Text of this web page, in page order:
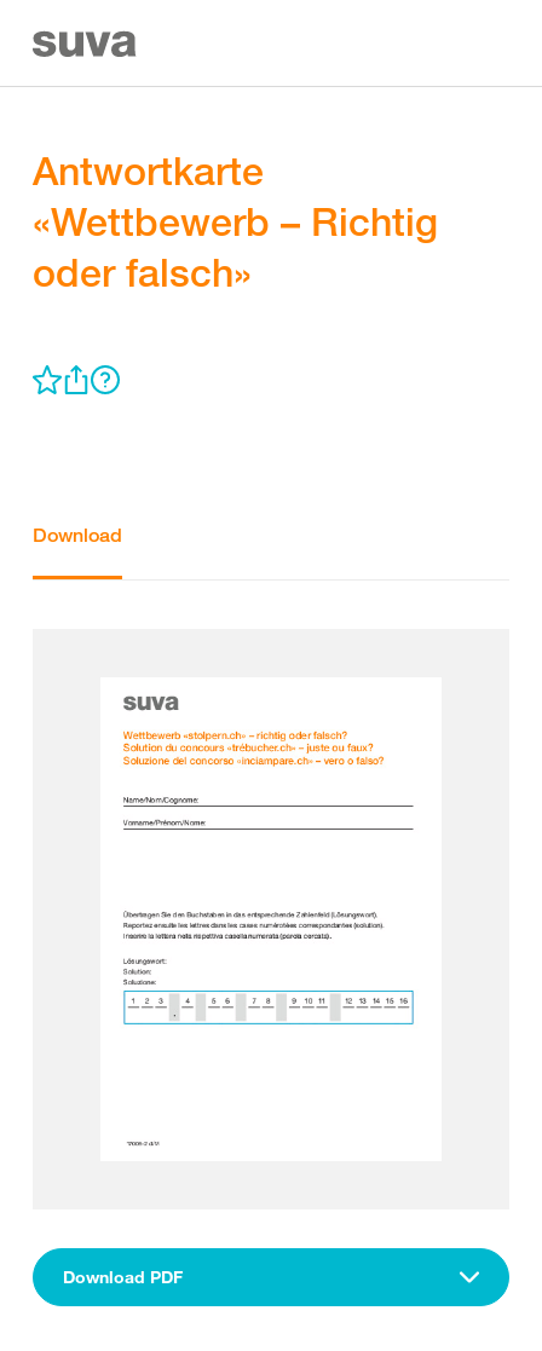
Antwortkarte
«Wettbewerb – Richtig
oder falsch»
Download
Download PDF